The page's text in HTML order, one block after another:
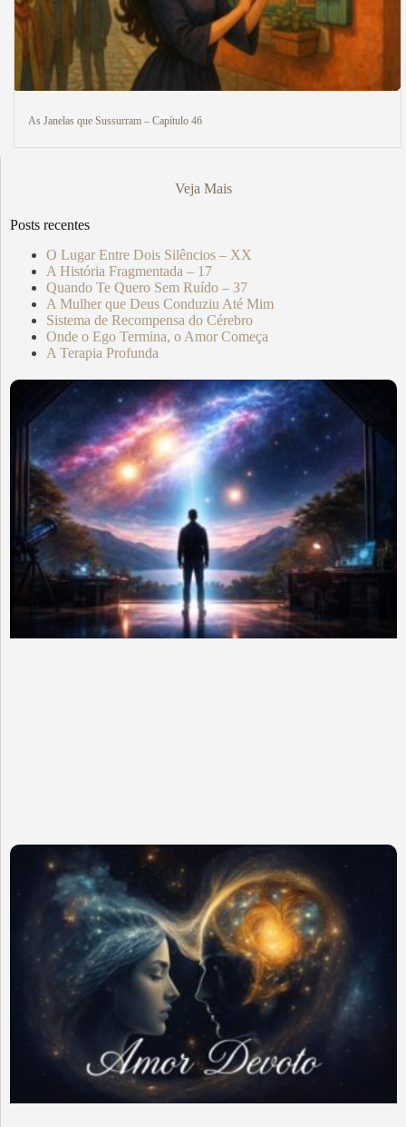
As Janelas que Sussurram – Capítulo 46
Veja Mais
Posts recentes
O Lugar Entre Dois Silêncios – XX
A História Fragmentada – 17
Quando Te Quero Sem Ruído – 37
A Mulher que Deus Conduziu Até Mim
Sistema de Recompensa do Cérebro
Onde o Ego Termina, o Amor Começa
A Terapia Profunda